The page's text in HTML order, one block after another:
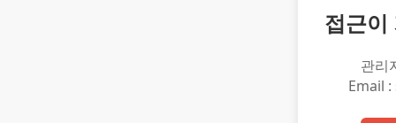
접근이
관리
Email